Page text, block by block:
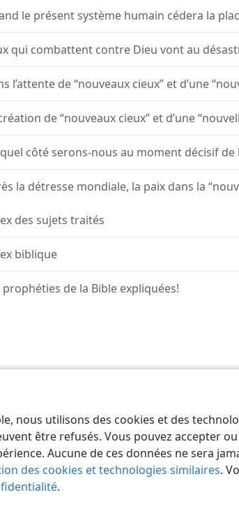
nous utilisons des cookies et des
être refusés. Vous pouvez accepter
Aucune de ces données ne sera
des cookies et technologies similaires.
.
le présent système humain cédera la
qui combattent contre Dieu vont au
l’attente de “nouveaux cieux” et d’une
de “nouveaux cieux” et d’une
côté serons-nous au moment décisif de
la détresse mondiale, la paix dans la
des sujets traités
biblique
prophéties de la Bible expliquées!
Pennsylvania